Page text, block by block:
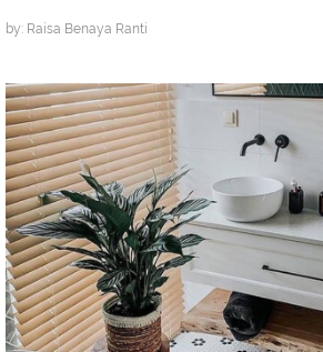
by: Raisa Benaya Ranti